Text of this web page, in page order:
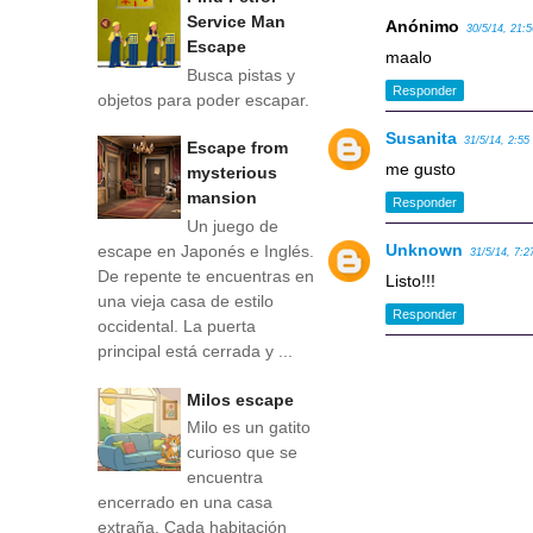
Anónimo 30/5/14,
maalo
Responder
Susanita 31/5/14, 2:55
me gusto
Responder
Unknown 31/5/14,
Listo!!!
Responder
Service Man
Escape
Busca pistas y
objetos para poder escapar.
Escape from
mysterious
mansion
Un juego de
escape en Japonés e Inglés.
De repente te encuentras en
una vieja casa de estilo
occidental. La puerta
principal está cerrada y ...
Milos escape
Milo es un gatito
curioso que se
encuentra
encerrado en una casa
extraña. Cada habitación